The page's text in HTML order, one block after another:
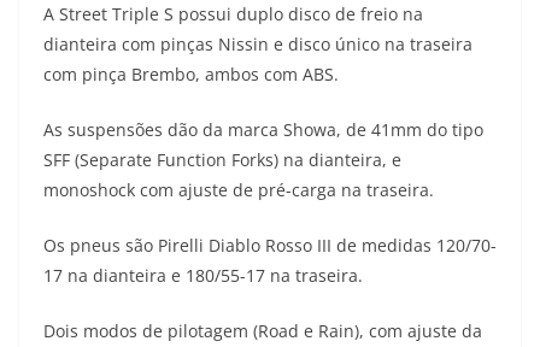
A Street Triple S possui duplo disco de freio na
dianteira com pinças Nissin e disco único na traseira
com pinça Brembo, ambos com ABS.
As suspensões dão da marca Showa, de 41mm do tipo
SFF (Separate Function Forks) na dianteira, e
monoshock com ajuste de pré-carga na traseira.
Os pneus são Pirelli Diablo Rosso III de medidas 120/70-
17 na dianteira e 180/55-17 na traseira.
Dois modos de pilotagem (Road e Rain), com ajuste da